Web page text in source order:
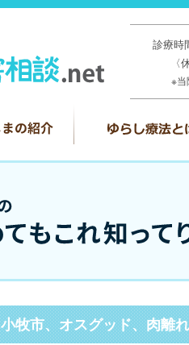
診療
※
小牧市、オスグッド、肉離